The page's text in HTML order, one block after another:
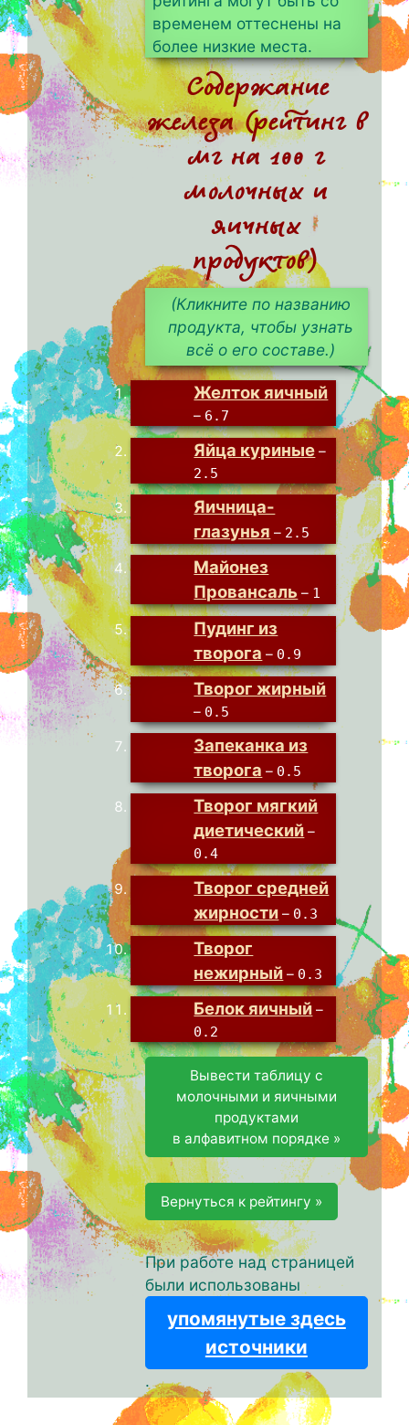
временем оттеснены на
более низкие места.
Содержание
железа (рейтинг в
мг на 100 г
молочных и
яичных
продуктов)
(Кликните по названию
продукта, чтобы узнать
всё о его составе.)
Желток яичный
– 6.7
Яйца куриные –
2.5
Яичница-
глазунья – 2.5
Майонез
Провансаль – 1
Пудинг из
творога – 0.9
Творог жирный
– 0.5
Запеканка из
творога – 0.5
Творог мягкий
диетический –
0.4
Творог средней
жирности – 0.3
Творог
нежирный – 0.3
Белок яичный –
0.2
Вывести таблицу с
молочными и яичными
продуктами
в алфавитном порядке »
Вернуться к рейтингу »
При работе над страницей
были использованы
упомянутые здесь
источники
.